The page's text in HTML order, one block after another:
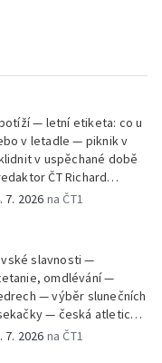
— letní etiketa: co u
v letadle — piknik v
v uspěchané době
ČT Richard
7. 2026 na ČT1
slavnosti —
omdlévání —
— výběr slunečních
— česká atletická
výmarský
7. 2026 na ČT1